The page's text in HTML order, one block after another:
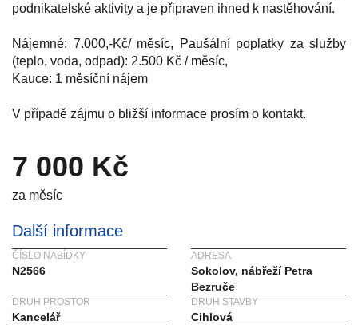
podnikatelské aktivity a je připraven ihned k nastěhování.
Nájemné: 7.000,-Kč/ měsíc, Paušální poplatky za služby
(teplo, voda, odpad): 2.500 Kč / měsíc,
Kauce: 1 měsíční nájem
V případě zájmu o bližší informace prosím o kontakt.
7 000 Kč
za měsíc
Další informace
ČÍSLO NABÍDKY
N2566
ADRESA
Sokolov, nábřeží Petra
Bezruče
DRUH PROSTOR
Kancelář
DRUH STAVBY
Cihlová